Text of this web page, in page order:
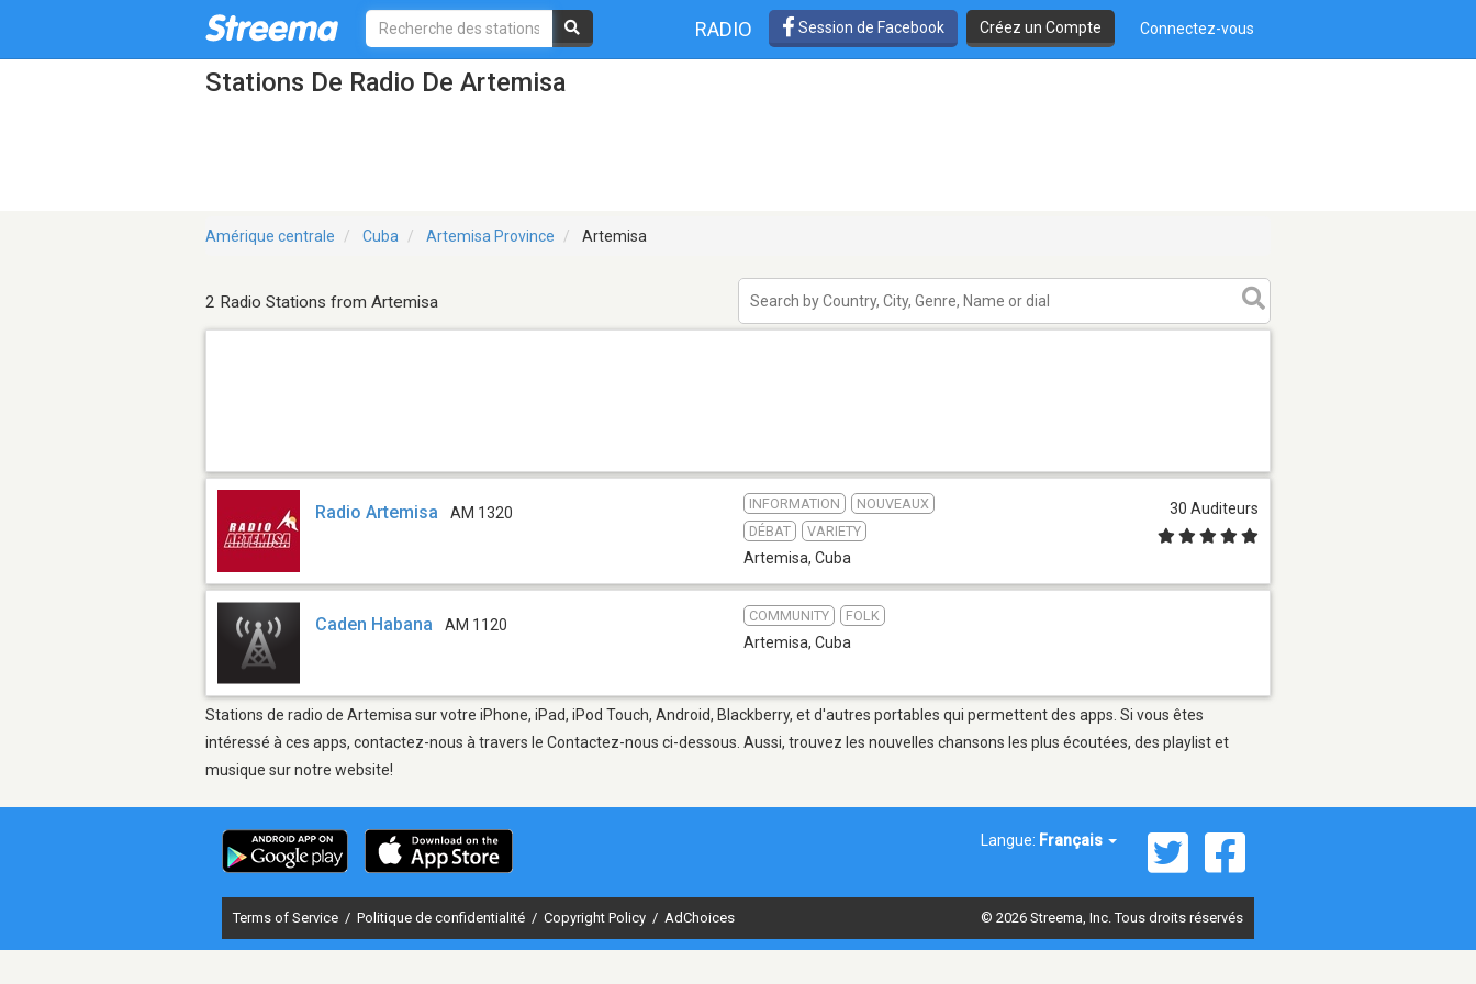
RADIO Session de Facebook Créez un Compte Connectez-vous
Stations De Radio De Artemisa
Amérique centrale Cuba Artemisa Province Artemisa
2 Radio Stations from Artemisa
Radio Artemisa AM 1320
INFORMATION
NOUVEAUX
DÉBAT
VARIETY
Artemisa, Cuba
30 Auditeurs
Caden Habana AM 1120
COMMUNITY FOLK
Artemisa, Cuba
Stations de radio de Artemisa sur votre iPhone, iPad, iPod Touch, Android, Blackberry, et d'autres portables qui permettent des apps. Si vous êtes
intéressé à ces apps, contactez-nous à travers le Contactez-nous ci-dessous. Aussi, trouvez les nouvelles chansons les plus écoutées, des playlist et
musique sur notre website!
Langue: Français
Terms of Service / Politique de confidentialité / Copyright Policy / AdChoices © 2026 Streema, Inc. Tous droits réservés